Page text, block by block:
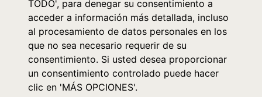
TODO', para denegar su consentimiento a
acceder a información más detallada, incluso
al procesamiento de datos personales en los
que no sea necesario requerir de su
consentimiento. Si usted desea proporcionar
un consentimiento controlado puede hacer
clic en 'MÁS OPCIONES'.